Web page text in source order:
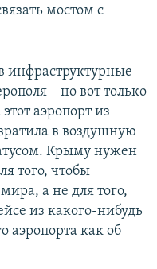
мостом с
инфраструктурные
– но вот только
аэропорт из
в воздушную
Крыму нужен
того, чтобы
а не для того,
из какого-нибудь
аэропорта как об